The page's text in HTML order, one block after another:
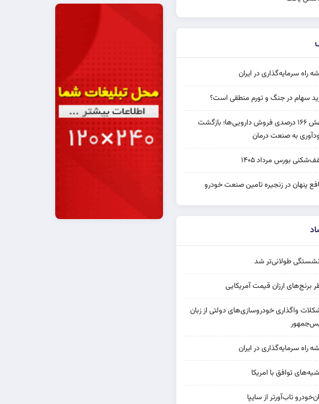
راه سرمایه‌گذاری در ایران
سهام در جنگ و تورم منطقی است؟
جهش ۱۶۶ درصدی فروش دارویی‌ها؛ بازگشت
به صنعت درمان
بورس مرداد ۱۴۰۵
پنهان در زنجیره تامین صنعت خودرو
طولانی‌تر شد
برنج‌های ارزان قیمت آمریکایی
واگذاری خودروسازی‌های دولتی از زبان
راه سرمایه‌گذاری در ایران
توافق با امریکا
تاب‌آورتر از سایپا